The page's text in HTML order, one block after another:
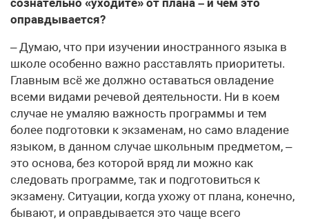
оправдывается?
– Думаю, что при изучении иностранного языка в
школе особенно важно расставлять приоритеты.
Главным всё же должно оставаться овладение
всеми видами речевой деятельности. Ни в коем
случае не умаляю важность программы и тем
более подготовки к экзаменам, но само владение
языком, в данном случае школьным предметом, –
это основа, без которой вряд ли можно как
следовать программе, так и подготовиться к
экзамену. Ситуации, когда ухожу от плана, конечно,
бывают, и оправдывается это чаще всего